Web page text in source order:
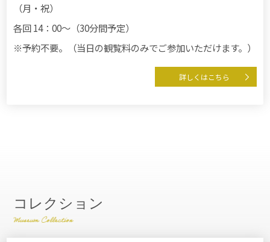
（月・祝）
各回 14：00〜（30分間予定）
※予約不要。（当日の観覧料のみでご参加いただけます。）
詳しくはこちら
コレクション